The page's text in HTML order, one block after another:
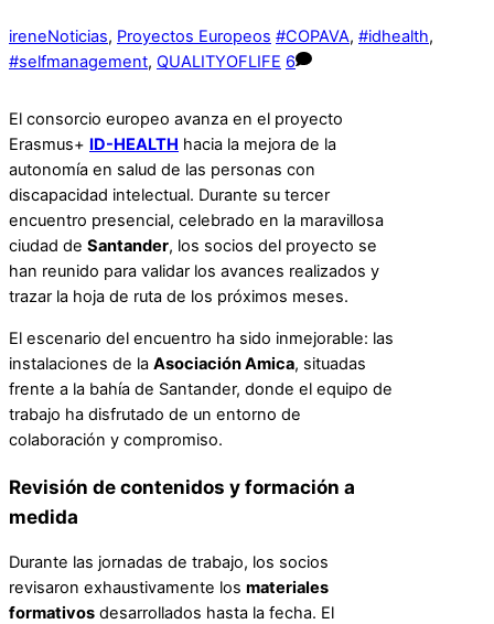
ireneNoticias, Proyectos Europeos #COPAVA, #idhealth,
#selfmanagement, QUALITYOFLIFE 6
El consorcio europeo avanza en el proyecto
Erasmus+ ID-HEALTH hacia la mejora de la
autonomía en salud de las personas con
discapacidad intelectual. Durante su tercer
encuentro presencial, celebrado en la maravillosa
ciudad de Santander, los socios del proyecto se
han reunido para validar los avances realizados y
trazar la hoja de ruta de los próximos meses.
El escenario del encuentro ha sido inmejorable: las
instalaciones de la Asociación Amica, situadas
frente a la bahía de Santander, donde el equipo de
trabajo ha disfrutado de un entorno de
colaboración y compromiso.
Revisión de contenidos y formación a
medida
Durante las jornadas de trabajo, los socios
revisaron exhaustivamente los materiales
formativos desarrollados hasta la fecha. El